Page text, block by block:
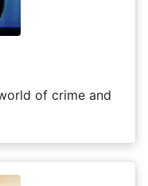
of crime and